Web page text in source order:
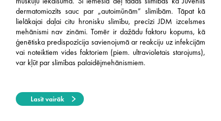
dermatomiozīts sauc par „autoimūnām” slimībām. Tāpat kā
lielākajai daļai citu hronisku slimību, precīzi JDM izcelsmes
mehānismi nav zināmi. Tomēr ir dažādu faktoru kopums, kā
ģenētiska predispozīcija savienojumā ar reakciju uz infekcijām
vai noteiktiem vides faktoriem (piem. ultravioletais starojums),
var kļūt par slimības palaidējmehānismiem.
Lasīt vairāk